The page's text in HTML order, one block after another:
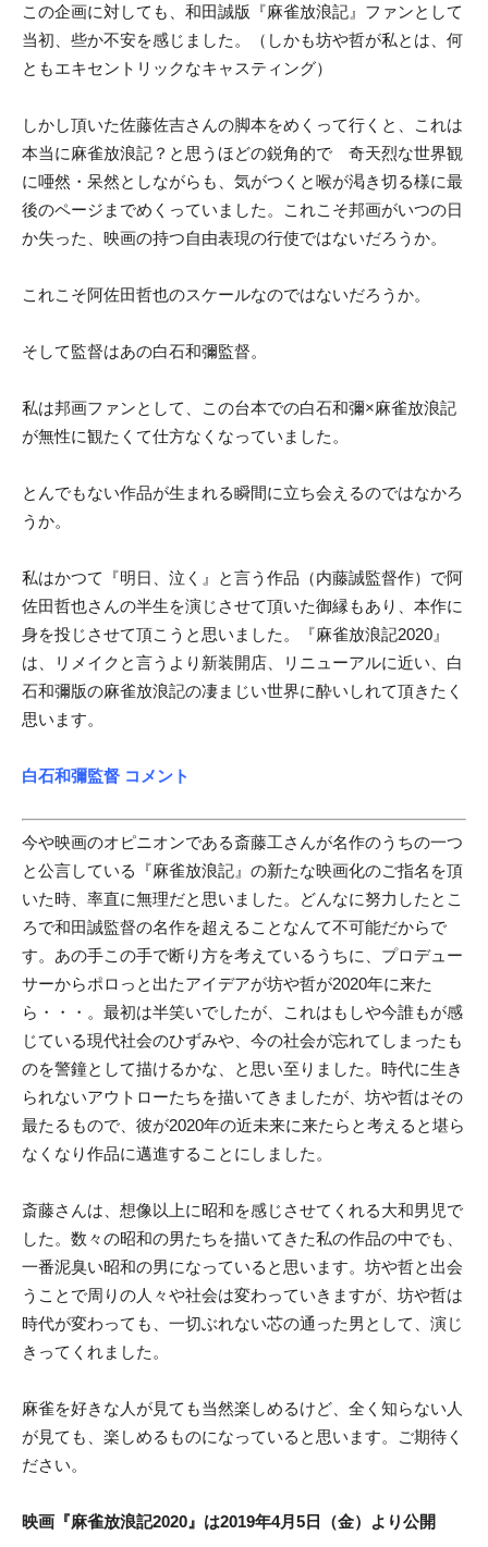
この企画に対しても、和田誠版『麻雀放浪記』ファンとして
当初、些か不安を感じました。（しかも坊や哲が私とは、何
ともエキセントリックなキャスティング）
しかし頂いた佐藤佐吉さんの脚本をめくって行くと、これは
本当に麻雀放浪記？と思うほどの鋭角的で 奇天烈な世界観
に唖然・呆然としながらも、気がつくと喉が渇き切る様に最
後のページまでめくっていました。これこそ邦画がいつの日
か失った、映画の持つ自由表現の行使ではないだろうか。
これこそ阿佐田哲也のスケールなのではないだろうか。
そして監督はあの白石和彌監督。
私は邦画ファンとして、この台本での白石和彌×麻雀放浪記
が無性に観たくて仕方なくなっていました。
とんでもない作品が生まれる瞬間に立ち会えるのではなかろ
うか。
私はかつて『明日、泣く』と言う作品（内藤誠監督作）で阿
佐田哲也さんの半生を演じさせて頂いた御縁もあり、本作に
身を投じさせて頂こうと思いました。『麻雀放浪記2020』
は、リメイクと言うより新装開店、リニューアルに近い、白
石和彌版の麻雀放浪記の凄まじい世界に酔いしれて頂きたく
思います。
白石和彌監督 コメント
今や映画のオピニオンである斎藤工さんが名作のうちの一つ
と公言している『麻雀放浪記』の新たな映画化のご指名を頂
いた時、率直に無理だと思いました。どんなに努力したとこ
ろで和田誠監督の名作を超えることなんて不可能だからで
す。あの手この手で断り方を考えているうちに、プロデュー
サーからポロっと出たアイデアが坊や哲が2020年に来た
ら・・・。最初は半笑いでしたが、これはもしや今誰もが感
じている現代社会のひずみや、今の社会が忘れてしまったも
のを警鐘として描けるかな、と思い至りました。時代に生き
られないアウトローたちを描いてきましたが、坊や哲はその
最たるもので、彼が2020年の近未来に来たらと考えると堪ら
なくなり作品に邁進することにしました。
斎藤さんは、想像以上に昭和を感じさせてくれる大和男児で
した。数々の昭和の男たちを描いてきた私の作品の中でも、
一番泥臭い昭和の男になっていると思います。坊や哲と出会
うことで周りの人々や社会は変わっていきますが、坊や哲は
時代が変わっても、一切ぶれない芯の通った男として、演じ
きってくれました。
麻雀を好きな人が見ても当然楽しめるけど、全く知らない人
が見ても、楽しめるものになっていると思います。ご期待く
ださい。
映画『麻雀放浪記2020』は2019年4月5日（金）より公開